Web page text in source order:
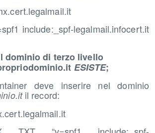
include:_spf-legalmail.infocert.it
dominio di terzo livello
ESISTE;
deve inserire nel dominio
il record: